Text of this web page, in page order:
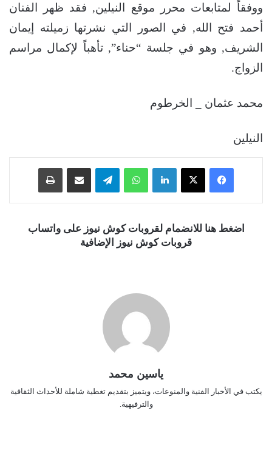
ووفقاً لمتابعات محرر موقع النيلين, فقد ظهر الفنان
أحمد فتح الله, في الصور التي نشرتها زميلته إيمان
الشريف, وهو في جلسة “حناء”, تأهباً لإكمال مراسم
الزواج.
محمد عثمان _ الخرطوم
النيلين
فيسبوك ‫X لينكدإن واتساب تيلقرام
اضغط هنا للانضمام لقروبات كوش نيوز على واتساب
قروبات كوش نيوز الإضافية
ياسين محمد
يكتب في الأخبار الفنية والمنوعات، ويتميز بتقديم تغطية شاملة للأحداث الثقافية
والترفيهية.